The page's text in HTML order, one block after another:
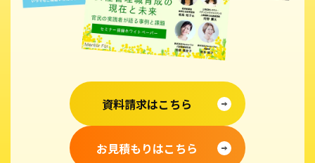
資料請求はこちら
お見積もりはこちら